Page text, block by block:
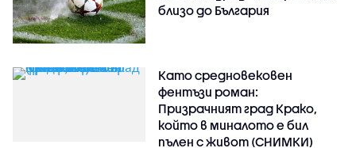
близо до България
Като средновековен
фентъзи роман:
Призрачният град Крако,
който в миналото е бил
пълен с живот (СНИМКИ)